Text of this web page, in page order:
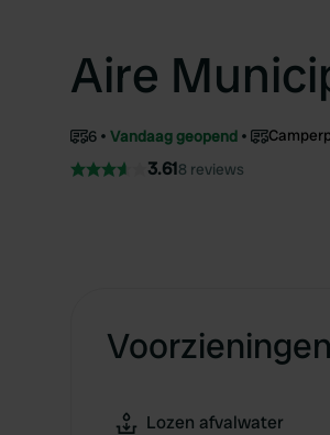
Aire
6 Vandaag geopend
3.618 reviews
Voorzieningen
Lozen afvalwater